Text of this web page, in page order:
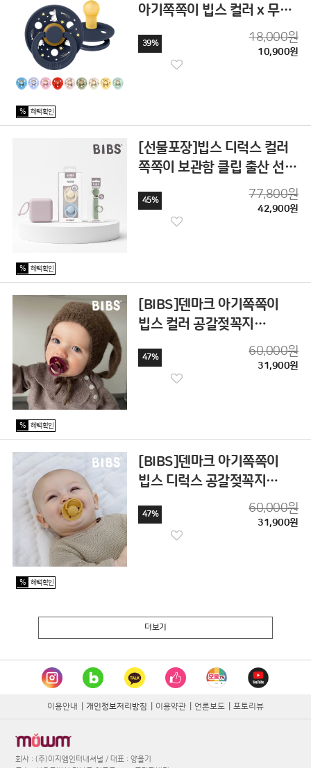
아기쪽쪽이 빕스 컬러 x 무민
39% 18,000원
10,900원
% 혜택확인
[선물포장]빕스 디럭스 컬러
쪽쪽이 보관함 클립 출산 선물
45% 77,800원
42,900원
% 혜택확인
[BIBS]덴마크 아기쪽쪽이
빕스 컬러 공갈젖꼭지
47% 60,000원
31,900원
% 혜택확인
[BIBS]덴마크 아기쪽쪽이
빕스 디럭스 공갈젖꼭지
47% 60,000원
31,900원
% 혜택확인
더보기
이용안내 개인정보처리방침 이용약관 언론보도 포토리뷰
회사 : (주)이지엠인터내셔널 / 대표 : 양을기